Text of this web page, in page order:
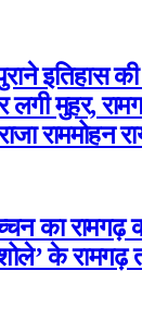
इतिहास
लगी मुहर,
राममोहन
का
के